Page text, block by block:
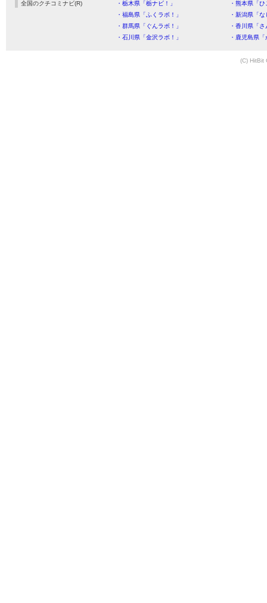
全国のクチコミナビ(R) ・栃木県「栃ナビ！」
・熊本県「
・福島県「ふくラボ！」
・新潟県「
・群馬県「ぐんラボ！」
・香川県「
・石川県「金沢ラボ！」
・鹿児島県
(C) HitBit